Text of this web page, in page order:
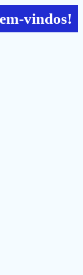
vindos!